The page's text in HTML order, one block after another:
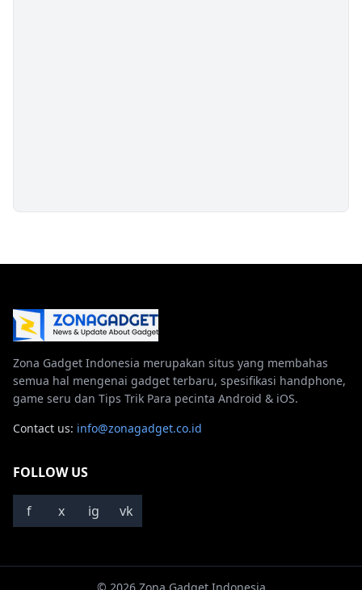
Zona Gadget Indonesia merupakan situs yang membahas
semua hal mengenai gadget terbaru, spesifikasi handphone,
game seru dan Tips Trik Para pecinta Android & iOS.
Contact us: info@zonagadget.co.id
FOLLOW US
f x ig vk
© 2026 Zona Gadget Indonesia